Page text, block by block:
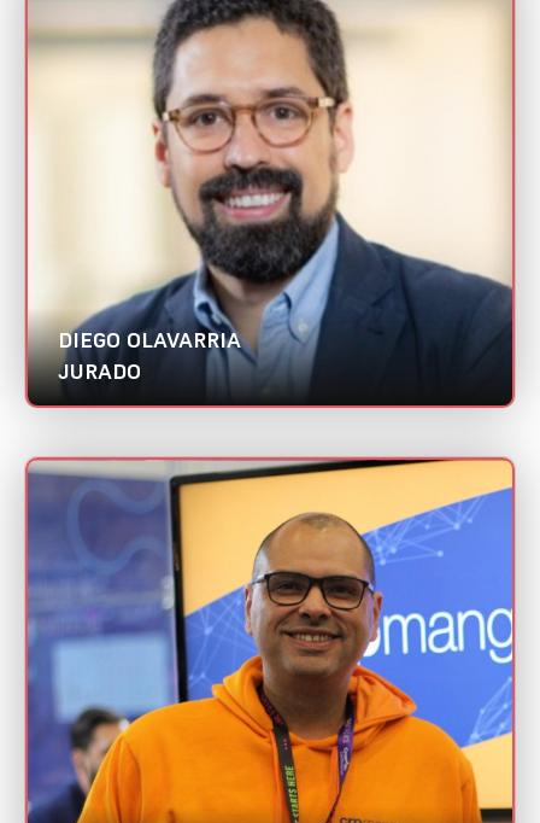
DIEGO OLAVARRIA
JURADO
DIEGO OLAVARRIA
LLYC | Abradi Nacional
Melhor estratégia de marketing digital
DIEGO PUERTA
Mini CV
Categorias:
Programador
Melhor case de E-commerce